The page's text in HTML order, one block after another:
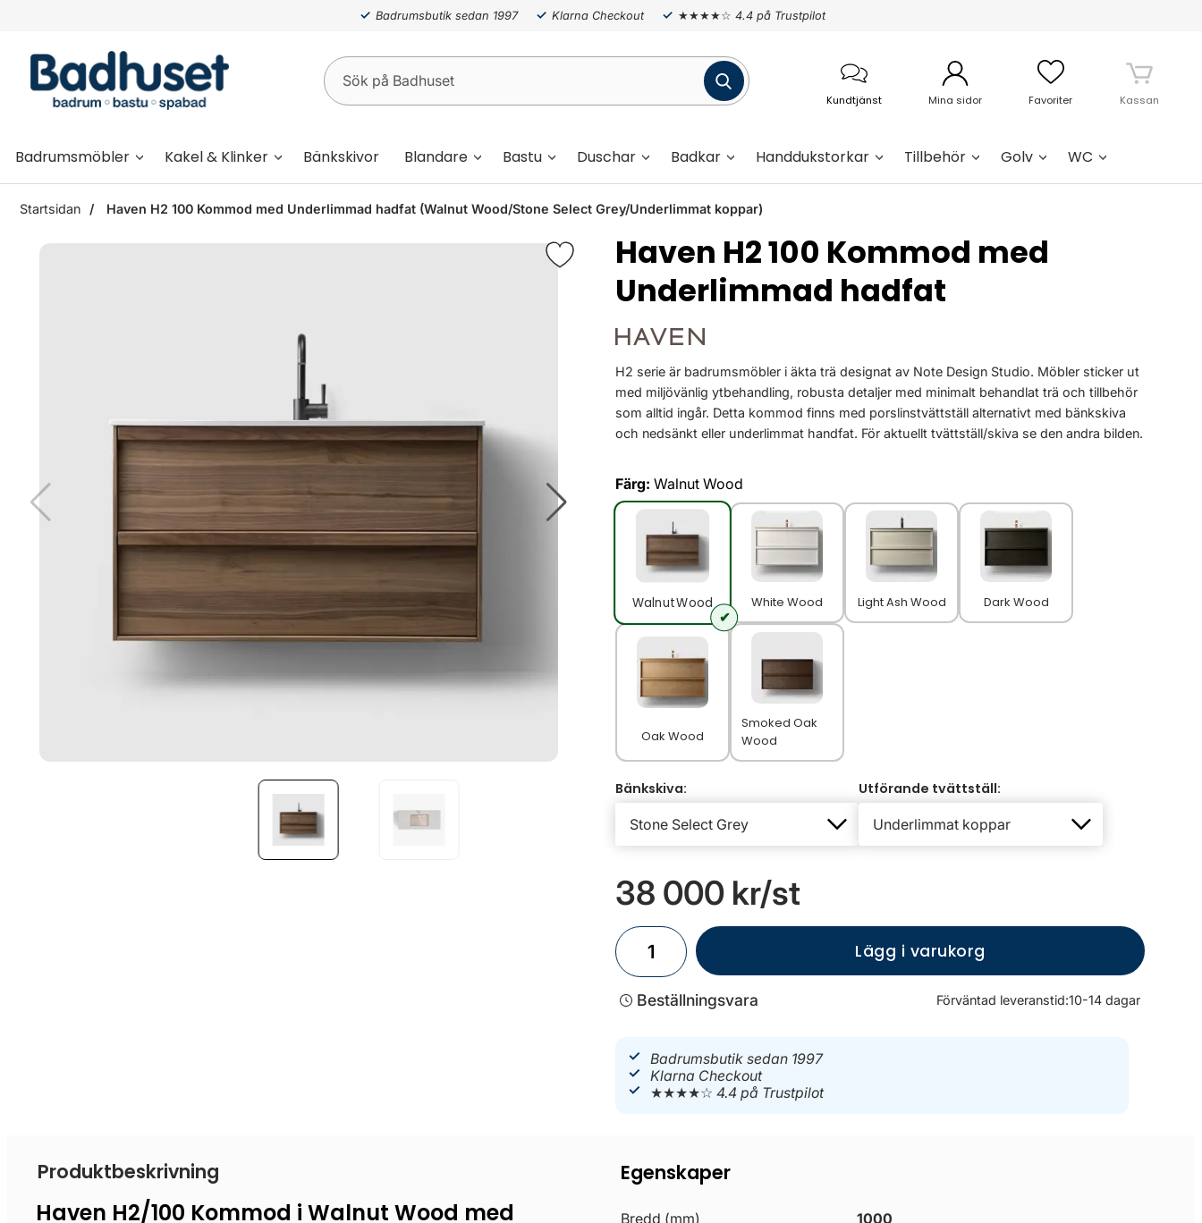
Badrumsbutik sedan 1997 Klarna Checkout ★★★★☆ 4.4 på Trustpilot
Kundtjänst Mina sidor Favoriter Kassan
Badrumsmöbler Kakel & Klinker Bänkskivor Blandare Bastu Duschar Badkar Handdukstorkar Tillbehör Golv WC
Startsidan Haven H2 100 Kommod med Underlimmad hadfat (Walnut Wood/Stone Select Grey/Underlimmat koppar)
Haven H2 100 Kommod med
Underlimmad hadfat
H2 serie är badrumsmöbler i äkta trä designat av Note Design Studio. Möbler sticker ut
med miljövänlig ytbehandling, robusta detaljer med minimalt behandlat trä och tillbehör
som alltid ingår. Detta kommod finns med porslinstvättställ alternativt med bänkskiva
och nedsänkt eller underlimmat handfat. För aktuellt tvättställ/skiva se den andra bilden.
Färg: Walnut Wood
Walnut Wood White Wood Light Ash Wood Dark Wood
Oak Wood
Smoked Oak
Wood
Bänkskiva: Utförande tvättställ:
38 000 kr/st
Lägg i varukorg
Beställningsvara Förväntad leveranstid:10-14 dagar
Badrumsbutik sedan 1997
Klarna Checkout
★★★★☆4.4 på Trustpilot
Produktbeskrivning
Haven H2/100 Kommod i Walnut Wood med
Egenskaper
Bredd (mm) 1000